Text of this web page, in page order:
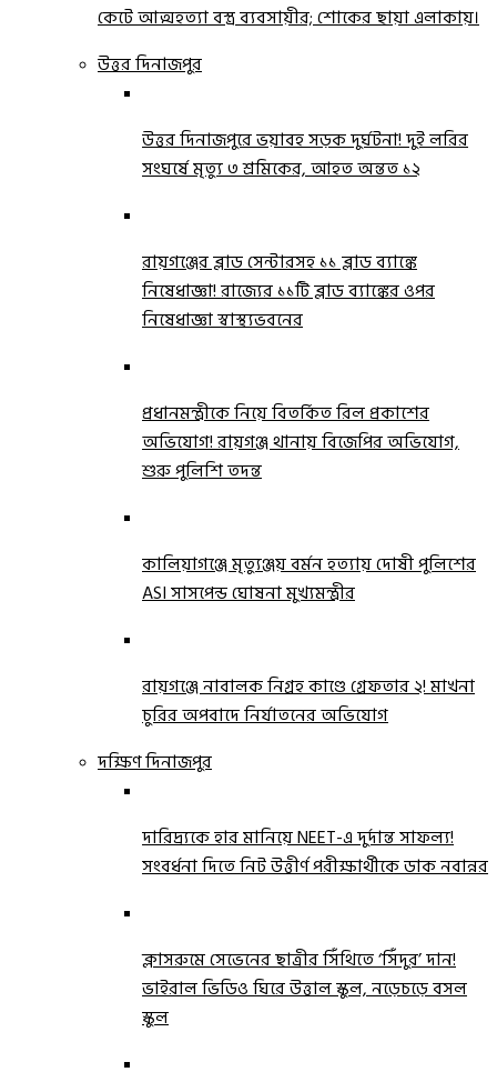
কেটে আত্মহত্যা বস্ত্র ব্যবসায়ীর; শোকের ছায়া এলাকায়।
উত্তর দিনাজপুর
উত্তর দিনাজপুরে ভয়াবহ সড়ক দুর্ঘটনা! দুই লরির
সংঘর্ষে মৃত্যু ৩ শ্রমিকের, আহত অন্তত ১২
রায়গঞ্জের ব্লাড সেন্টারসহ ১১ ব্লাড ব্যাঙ্কে
নিষেধাজ্ঞা! রাজ্যের ১১টি ব্লাড ব্যাঙ্কের ওপর
নিষেধাজ্ঞা স্বাস্থ্যভবনের
প্রধানমন্ত্রীকে নিয়ে বিতর্কিত রিল প্রকাশের
অভিযোগ! রায়গঞ্জ থানায় বিজেপির অভিযোগ,
শুরু পুলিশি তদন্ত
কালিয়াগঞ্জে মৃত্যুঞ্জয় বর্মন হত্যায় দোষী পুলিশের
ASI সাসপেন্ড ঘোষনা মুখ্যমন্ত্রীর
রায়গঞ্জে নাবালক নিগ্রহ কাণ্ডে গ্রেফতার ২! মাখনা
চুরির অপবাদে নির্যাতনের অভিযোগ
দক্ষিণ দিনাজপুর
দারিদ্র্যকে হার মানিয়ে NEET-এ দুর্দান্ত সাফল্য!
সংবর্ধনা দিতে নিট উত্তীর্ণ পরীক্ষার্থীকে ডাক নবান্নর
ক্লাসরুমে সেভেনের ছাত্রীর সিঁথিতে ‘সিঁদুর’ দান!
ভাইরাল ভিডিও ঘিরে উত্তাল স্কুল, নড়েচড়ে বসল
স্কুল